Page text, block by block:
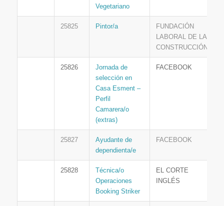
Vegetariano
25825 Pintor/a
FUNDACIÓN
LABORAL DE LA
CONSTRUCCIÓN
25826
Jornada de
selección en
Casa Esment –
Perfil
Camarera/o
(extras)
FACEBOOK
25827
Ayudante de
dependienta/e
FACEBOOK
25828
Técnica/o
Operaciones
Booking Striker
EL CORTE
INGLÉS